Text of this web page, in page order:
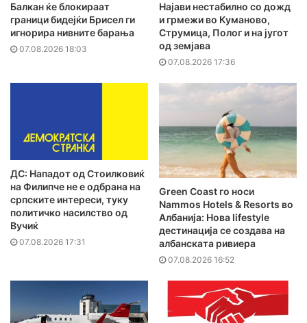
Балкан ќе блокираат
граници бидејќи Брисел ги
игнорира нивните барања
07.08.2026 18:03
Најави нестабилно со дожд
и грмежи во Куманово,
Струмица, Полог и на југот
од земјава
07.08.2026 17:36
ДС: Нападот од Стоилковиќ
на Филипче не е одбрана на
српските интереси, туку
политичко насилство од
Вучиќ
07.08.2026 17:31
Green Coast го носи
Nammos Hotels & Resorts во
Албанија: Нова lifestyle
дестинација се создава на
албанската ривиера
07.08.2026 16:52